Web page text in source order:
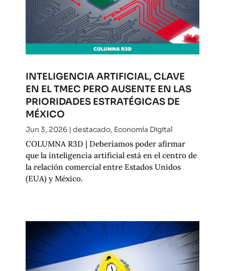
INTELIGENCIA ARTIFICIAL, CLAVE
EN EL TMEC PERO AUSENTE EN LAS
PRIORIDADES ESTRATÉGICAS DE
MÉXICO
Jun 3, 2026| destacado, Economía Digital
COLUMNA R3D | Deberíamos poder afirmar
que la inteligencia artificial está en el centro de
la relación comercial entre Estados Unidos
(EUA) y México.